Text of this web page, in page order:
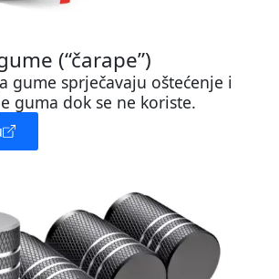
(“čarape”)
gume sprječavaju oštećenje i
guma dok se ne koriste.